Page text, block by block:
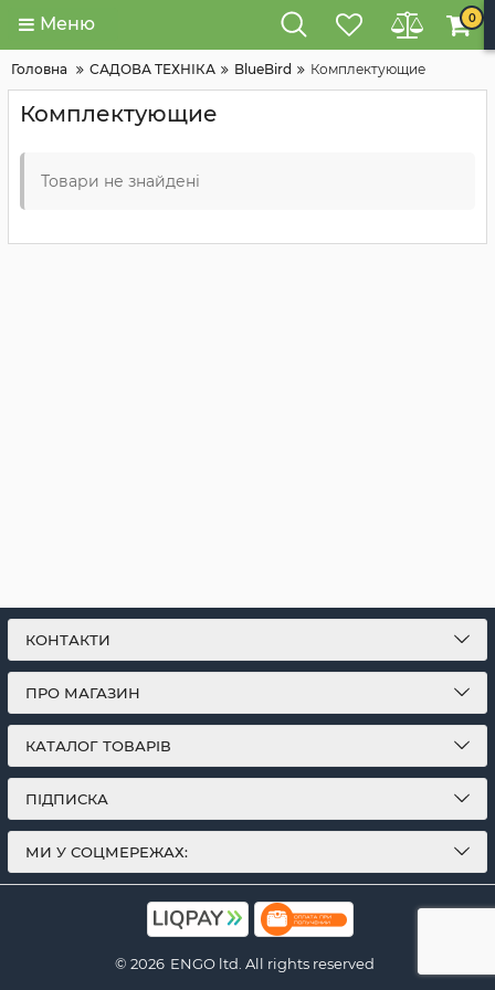
Меню 0
Головна САДОВА ТЕХНІКА BlueBird Комплектующие
Комплектующие
Товари не знайдені
КОНТАКТИ
ПРО МАГАЗИН
КАТАЛОГ ТОВАРІВ
ПІДПИСКА
МИ У СОЦМЕРЕЖАХ:
© 2026 ENGO ltd. All rights reserved